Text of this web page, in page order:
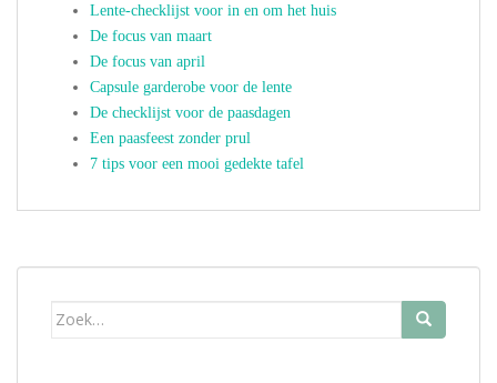
Lente-checklijst voor in en om het huis
De focus van maart
De focus van april
Capsule garderobe voor de lente
De checklijst voor de paasdagen
Een paasfeest zonder prul
7 tips voor een mooi gedekte tafel
Zoek